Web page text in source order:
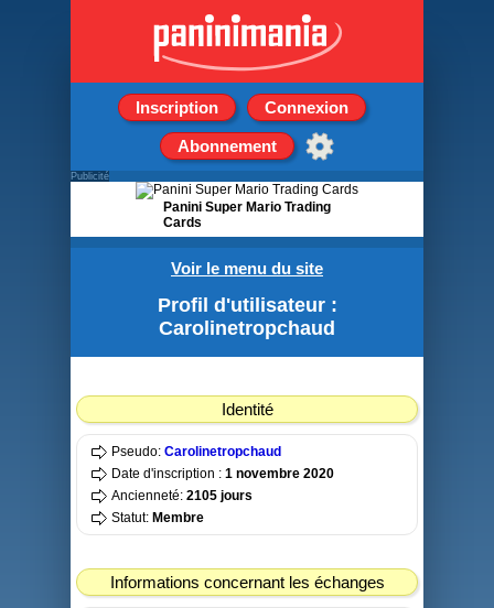
Inscription Connexion
Abonnement
Voir le menu du site
Profil d'utilisateur :
Carolinetropchaud
Identité
Pseudo: Carolinetropchaud
Date d'inscription : 1 novembre 2020
Ancienneté: 2105 jours
Statut: Membre
Informations concernant les échanges
Publicité
Panini Super Mario Trading
Cards
cartes